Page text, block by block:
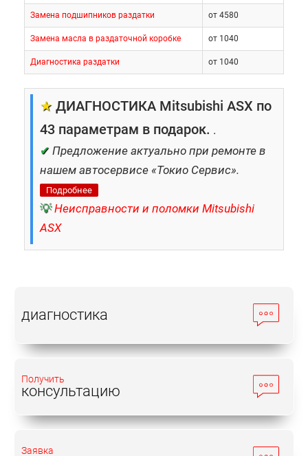
Замена подшипников раздатки от 4580
Замена масла в раздаточной коробке от 1040
Диагностика раздатки от 1040
★ ДИАГНОСТИКА Mitsubishi ASX по
43 параметрам в подарок. .
✔ Предложение актуально при ремонте в
нашем автосервисе «Токио Сервис».
Подробнее
💡 Неисправности и поломки Mitsubishi
ASX
диагностика
Получить
консультацию
Заявка